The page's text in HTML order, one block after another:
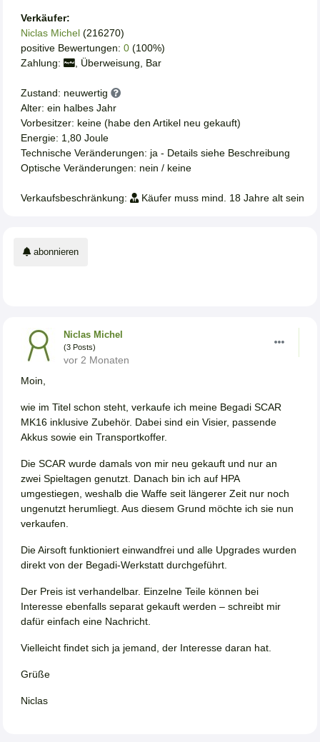
Verkäufer:
Niclas Michel (216270)
positive Bewertungen: 0 (100%)
Zahlung:
, Überweisung, Bar
Zustand: neuwertig
Alter: ein halbes Jahr
Vorbesitzer: keine (habe den Artikel neu gekauft)
Energie: 1,80 Joule
Technische Veränderungen: ja - Details siehe Beschreibung
Optische Veränderungen: nein / keine
Verkaufsbeschränkung: Käufer muss mind. 18 Jahre alt sein
abonnieren
Niclas Michel
(3 Posts)
vor 2 Monaten
Moin,
wie im Titel schon steht, verkaufe ich meine Begadi SCAR
MK16 inklusive Zubehör. Dabei sind ein Visier, passende
Akkus sowie ein Transportkoffer.
Die SCAR wurde damals von mir neu gekauft und nur an
zwei Spieltagen genutzt. Danach bin ich auf HPA
umgestiegen, weshalb die Waffe seit längerer Zeit nur noch
ungenutzt herumliegt. Aus diesem Grund möchte ich sie nun
verkaufen.
Die Airsoft funktioniert einwandfrei und alle Upgrades wurden
direkt von der Begadi-Werkstatt durchgeführt.
Der Preis ist verhandelbar. Einzelne Teile können bei
Interesse ebenfalls separat gekauft werden – schreibt mir
dafür einfach eine Nachricht.
Vielleicht findet sich ja jemand, der Interesse daran hat.
Grüße
Niclas